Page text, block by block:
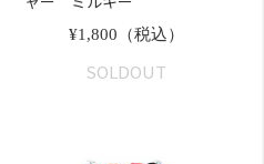
¥1,800（税込）
SOLDOUT